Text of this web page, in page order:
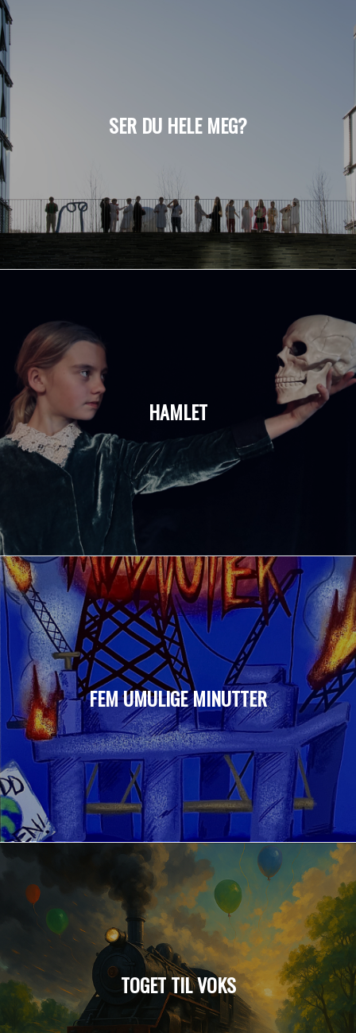
SER DU HELE MEG?
HAMLET
FEM UMULIGE MINUTTER
TOGET TIL VOKS